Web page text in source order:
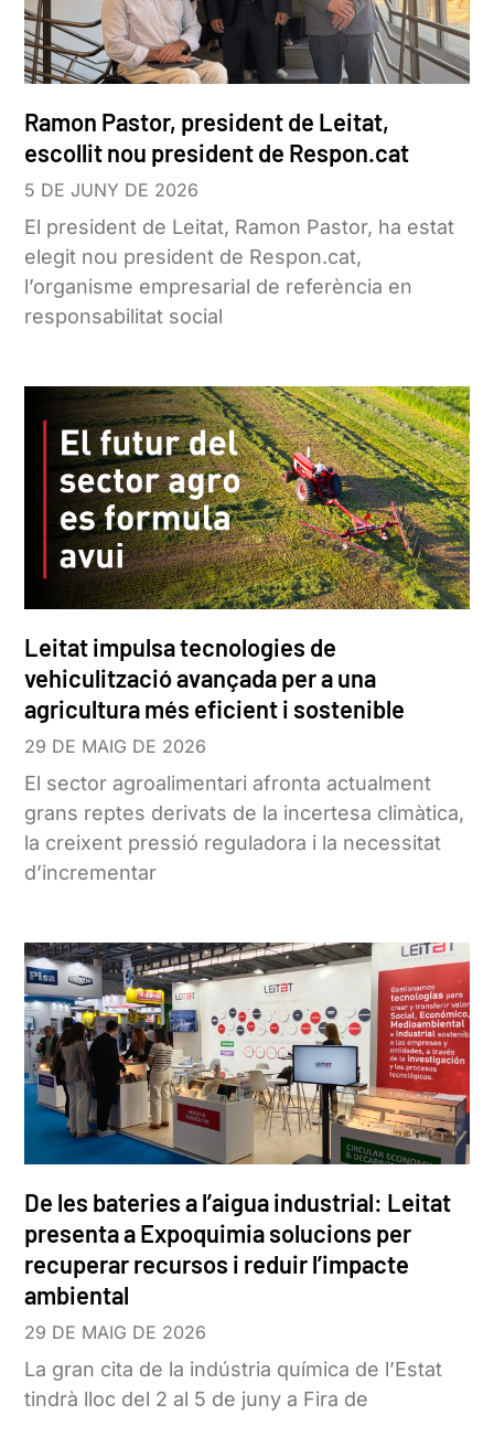
Ramon Pastor, president de Leitat,
escollit nou president de Respon.cat
5 DE JUNY DE 2026
El president de Leitat, Ramon Pastor, ha estat
elegit nou president de Respon.cat,
l’organisme empresarial de referència en
responsabilitat social
Leitat impulsa tecnologies de
vehiculització avançada per a una
agricultura més eficient i sostenible
29 DE MAIG DE 2026
El sector agroalimentari afronta actualment
grans reptes derivats de la incertesa climàtica,
la creixent pressió reguladora i la necessitat
d’incrementar
De les bateries a l’aigua industrial: Leitat
presenta a Expoquimia solucions per
recuperar recursos i reduir l’impacte
ambiental
29 DE MAIG DE 2026
La gran cita de la indústria química de l’Estat
tindrà lloc del 2 al 5 de juny a Fira de